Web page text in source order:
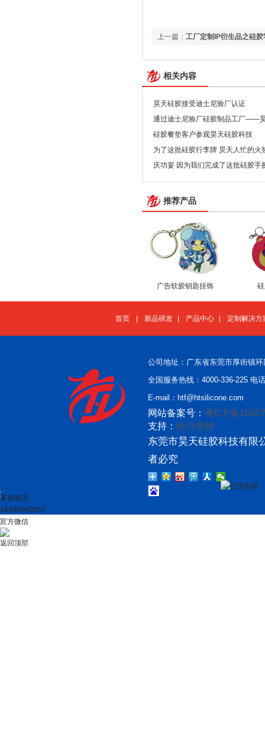
上一篇： 工厂定制IP衍生品之硅胶
相关内容
昊天硅胶接受迪士尼验厂认证
通过迪士尼验厂硅胶制品工厂——
硅胶餐垫客户参观昊天硅胶科技
为了这批硅胶行李牌 昊天人忙的火
庆功宴 因为我们完成了这批硅胶手
推荐产品
广告软胶钥匙挂饰
首页 新品研发 产品中心 定制解决方
公司地址：广东省东莞市厚街镇
全国服务热线：4000-336-225 电
E-mail：htf@htsilicone.com
网站备案号： 粤ICP备
支持： 给力营销
东莞市昊天硅胶科技有限
者必究
在线客服
客服电话
18998060557
官方微信
返回顶部